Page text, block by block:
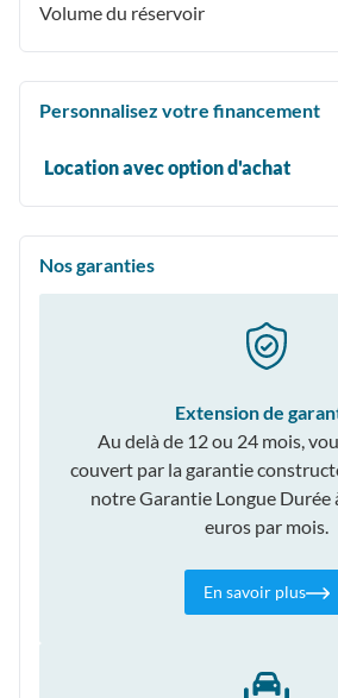
Volume du réservoir
Personnalisez votre financement
Location avec option d'achat
Nos garanties
Extension de
Au delà de 12 ou 24 mois,
couvert par la garantie
notre Garantie Longue Durée
euros par mois.
En savoir plus